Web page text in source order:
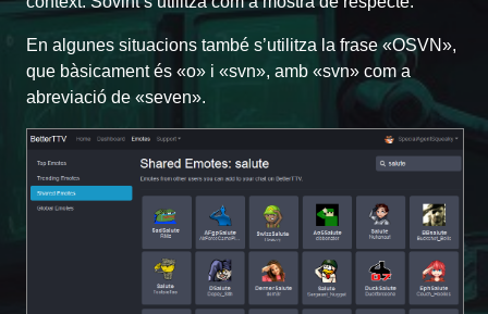
En algunes situacions també s’utilitza la frase «OSVN»,
que bàsicament és «o» i «svn», amb «svn» com a
abreviació de «seven».